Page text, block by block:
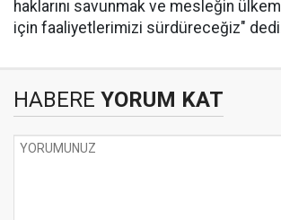
haklarını savunmak ve mesleğin
için faaliyetlerimizi sürdüreceğiz"
HABERE YORUM KAT